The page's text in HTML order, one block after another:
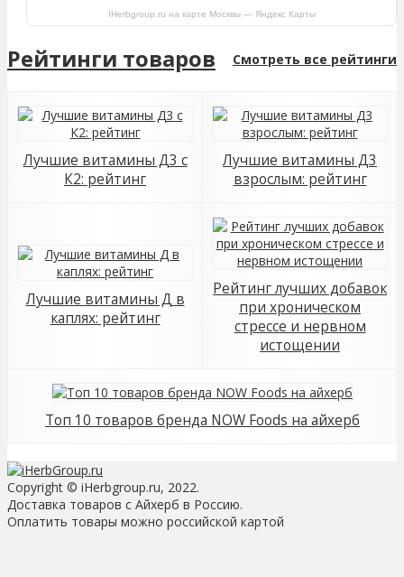
IHerbgroup.ru на карте Москвы — Яндекс Карты
Рейтинги товаров Смотреть все рейтинги
Лучшие витамины Д3 с
К2: рейтинг
Лучшие витамины Д3
взрослым: рейтинг
Лучшие витамины Д в
каплях: рейтинг
Рейтинг лучших добавок
при хроническом
стрессе и нервном
истощении
Топ 10 товаров бренда NOW Foods на айхерб
Copyright © iHerbgroup.ru, 2022.
Доставка товаров с Айхерб в Россию.
Оплатить товары можно российской картой